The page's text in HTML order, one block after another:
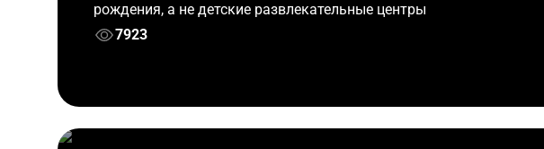
рождения, а не детские развлекательные центры
7923